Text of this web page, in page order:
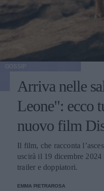
Arriva nelle
Leone": ecco
nuovo film
Il film, che racconta
uscirà il 19 dicembre 2024
trailer e doppiatori.
EMMA PIETRAROSA